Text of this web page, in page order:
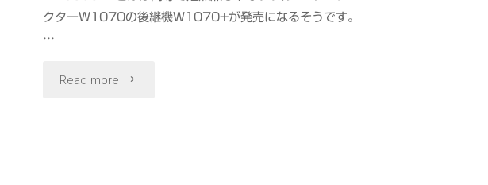
クターW1070の後継機W1070+が発売になるそうです。
…
Read more "BenQ